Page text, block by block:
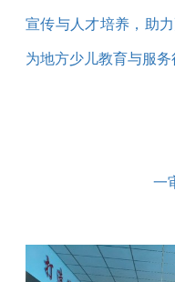
宣传与人才培养，助
为地方少儿教育与服务
一